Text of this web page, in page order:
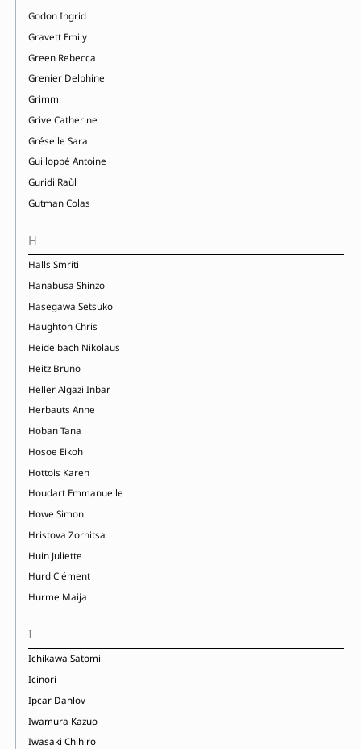
Godon Ingrid
Gravett Emily
Green Rebecca
Grenier Delphine
Grimm
Grive Catherine
Gréselle Sara
Guilloppé Antoine
Guridi Raùl
Gutman Colas
H
Halls Smriti
Hanabusa Shinzo
Hasegawa Setsuko
Haughton Chris
Heidelbach Nikolaus
Heitz Bruno
Heller Algazi Inbar
Herbauts Anne
Hoban Tana
Hosoe Eikoh
Hottois Karen
Houdart Emmanuelle
Howe Simon
Hristova Zornitsa
Huin Juliette
Hurd Clément
Hurme Maija
I
Ichikawa Satomi
Icinori
Ipcar Dahlov
Iwamura Kazuo
Iwasaki Chihiro